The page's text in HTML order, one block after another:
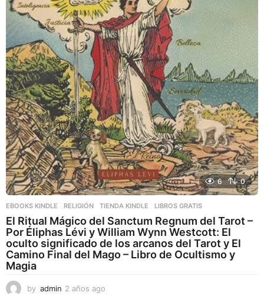
6 0
EBOOKS KINDLE ,RELIGIÓN ,TIENDA KINDLE LIBROS GRATIS
El Ritual Mágico del Sanctum Regnum del Tarot –
Por Éliphas Lévi y William Wynn Westcott: El
oculto significado de los arcanos del Tarot y El
Camino Final del Mago – Libro de Ocultismo y
Magia
by admin 2 años ago